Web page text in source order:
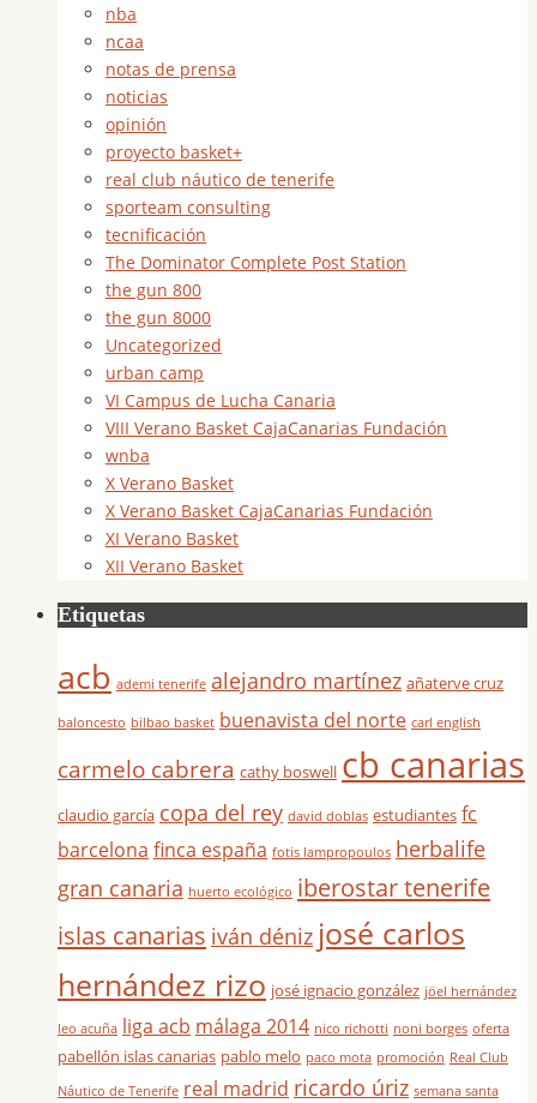
nba
ncaa
notas de prensa
noticias
opinión
proyecto basket+
real club náutico de tenerife
sporteam consulting
tecnificación
The Dominator Complete Post Station
the gun 800
the gun 8000
Uncategorized
urban camp
VI Campus de Lucha Canaria
VIII Verano Basket CajaCanarias Fundación
wnba
X Verano Basket
X Verano Basket CajaCanarias Fundación
XI Verano Basket
XII Verano Basket
Etiquetas
acb ademi tenerife alejandro martínez añaterve cruz
baloncesto bilbao basket buenavista del norte carl english
carmelo cabrera cathy boswell cb canarias
claudio garcía copa del rey david doblas estudiantes fc
barcelona finca españa fotis lampropoulos herbalife
gran canaria huerto ecológico iberostar tenerife
islas canarias iván déniz josé carlos
hernández rizo josé ignacio gonzález jöel hernández
leo acuña liga acb málaga 2014 nico richotti noni borges oferta
pabellón islas canarias pablo melo paco mota promoción Real Club
Náutico de Tenerife real madrid ricardo úriz semana santa